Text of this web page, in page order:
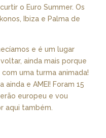
o Euro Summer. Os
Ibiza e Palma de
e é um lugar
ainda mais porque
uma turma animada!
e AMEI! Foram 15
europeu e vou
aqui também.